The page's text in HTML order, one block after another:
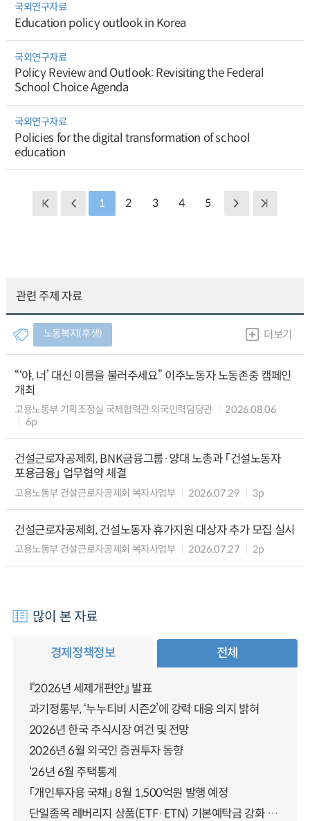
국외연구자료
Education policy outlook in Korea
국외연구자료
Policy Review and Outlook: Revisiting the Federal
School Choice Agenda
국외연구자료
Policies for the digital transformation of school
education
1 2 3 4 5
관련 주제 자료
노동복지(후생) 더보기
“‘야, 너’ 대신 이름을 불러주세요” 이주노동자 노동존중 캠페인
개최
고용노동부 기획조정실 국제협력관 외국인력담당관
2026.08.06
6p
건설근로자공제회, BNK금융그룹·양대 노총과 「건설노동자
포용금융」 업무협약 체결
고용노동부 건설근로자공제회 복지사업부 2026.07.29 3p
건설근로자공제회, 건설노동자 휴가지원 대상자 추가 모집 실시
고용노동부 건설근로자공제회 복지사업부 2026.07.27 2p
많이 본 자료
경제정책정보 전체
『2026년 세제개편안』 발표
과기정통부, ‘누누티비 시즌2’에 강력 대응 의지 밝혀
2026년 한국 주식시장 여건 및 전망
2026년 6월 외국인 증권투자 동향
‘26년 6월 주택통계
「개인투자용 국채」 8월 1,500억원 발행 예정
단일종목 레버리지 상품(ETF·ETN) 기본예탁금 강화 조기시행 방안 안내